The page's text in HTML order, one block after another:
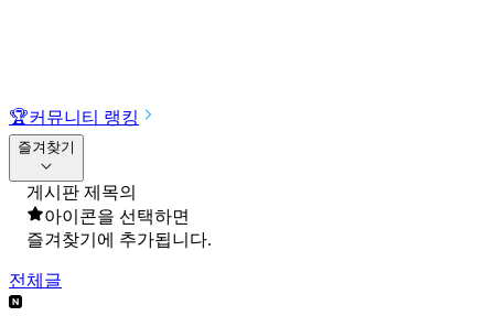
🏆커뮤니티 랭킹
즐겨찾기
게시판 제목의
아이콘을 선택하면
즐겨찾기에 추가됩니다.
전체글